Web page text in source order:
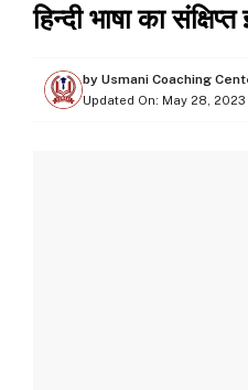
हिन्‍दी भाषा का
by Usmani Coaching
Updated On: May 28, 2023